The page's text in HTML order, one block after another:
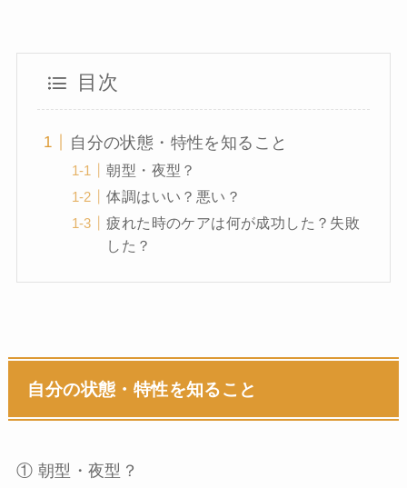
目次
自分の状態・特性を知ること
朝型・夜型？
体調はいい？悪い？
疲れた時のケアは何が成功した？失敗
した？
自分の状態・特性を知ること
① 朝型・夜型？